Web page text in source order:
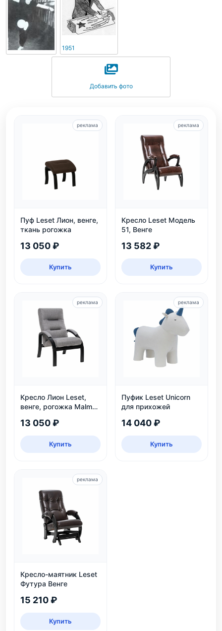
1951
Добавить фото
Пуф Leset Лион, венге,
ткань рогожка
13 050 ₽
Купить
реклама
Кресло Leset Модель
51, Венге
13 582 ₽
Купить
реклама
Кресло Лион Leset,
венге, рогожка Malmo
13 050 ₽
Купить
реклама
Пуфик Leset Unicorn
для прихожей
14 040 ₽
Купить
реклама
Кресло-маятник Leset
Футура Венге
15 210 ₽
Купить
реклама